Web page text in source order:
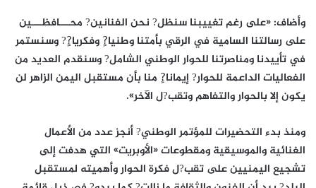
وأضاف: «على رغم تغييبنا سنظل? نحن الفنانين? محـــافظـــين
على رسالتنا السامية في الرقي بأمتنا وطنيا?ٍ وفكريا?ٍ? وسنستمر
في تأييدنا ومناصرتنا للحوار الوطني الشامل? وسنقدم العديد من
الفعاليات الداعمة للحوار? إيمانا?ٍ منا بأن مستقبل اليمن الزاهر لن
يكون إلا بالحوار والتفاهم وتقب?ل الآخر».
ومنذ بدء التحضيرات للمؤتمر الوطني? أنجز عدد من الأعمال
الغنائية والموسيقية ومقطوعات «الأوبريت» التي هدفت إلى
تشجيع اليمنيين على تقب?ل فكرة الحوار وأهميته لمستقبل